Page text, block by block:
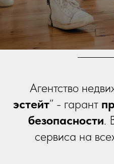
Агентство
эстейт” - гарант
безопасности.
сервиса на